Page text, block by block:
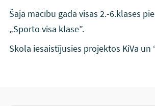
Šajā mācību gadā visas 2.-6.klases
„Sporto visa klase”.
Skola iesaistījusies projektos KiVa un